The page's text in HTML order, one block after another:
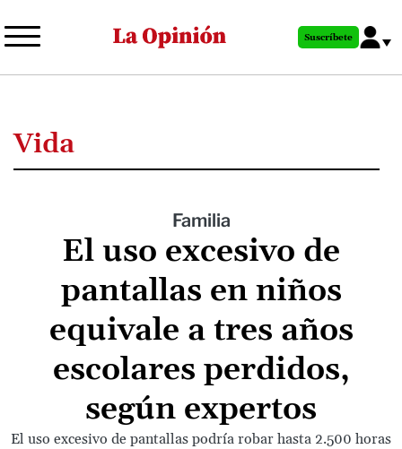
al
principal
Suscríbete
Vida
Familia
El uso excesivo de
pantallas en niños
equivale a tres años
escolares perdidos,
según expertos
El uso excesivo de pantallas podría robar hasta 2.500 horas